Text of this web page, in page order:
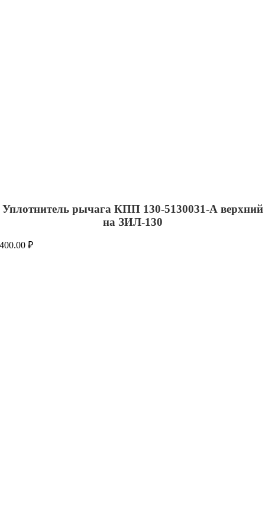
Уплотнитель рычага КПП 130-5130031-А верхний
на ЗИЛ-130
400.00₽